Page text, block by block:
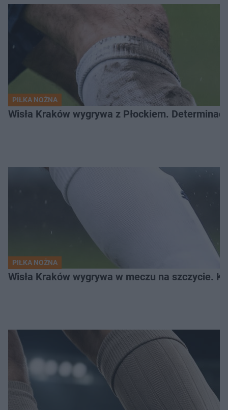
PIŁKA NOŻNA
Wisła Kraków wygrywa z Płockiem.
PIŁKA NOŻNA
Wisła Kraków wygrywa w meczu na szczycie.